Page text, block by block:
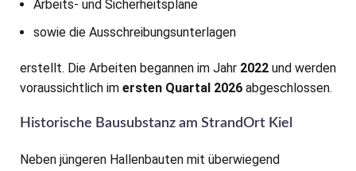
Arbeits- und Sicherheitspläne
sowie die Ausschreibungsunterlagen
erstellt. Die Arbeiten begannen im Jahr 2022 und werden
voraussichtlich im ersten Quartal 2026 abgeschlossen.
Historische Bausubstanz am StrandOrt Kiel
Neben jüngeren Hallenbauten mit überwiegend